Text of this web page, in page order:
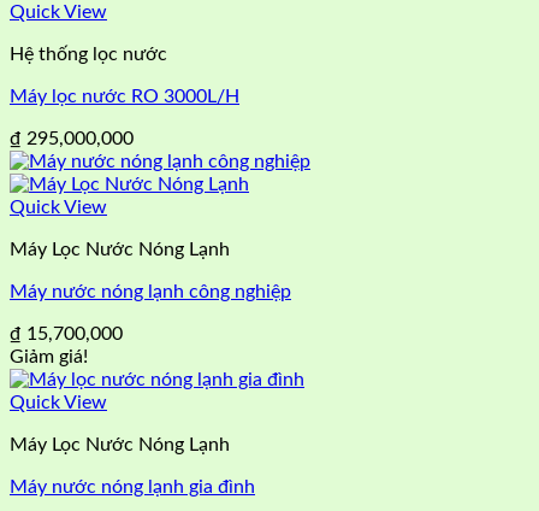
Quick View
Hệ thống lọc nước
Máy lọc nước RO 3000L/H
₫ 295,000,000
Quick View
Máy Lọc Nước Nóng Lạnh
Máy nước nóng lạnh công nghiệp
₫ 15,700,000
Giảm giá!
Quick View
Máy Lọc Nước Nóng Lạnh
Máy nước nóng lạnh gia đình